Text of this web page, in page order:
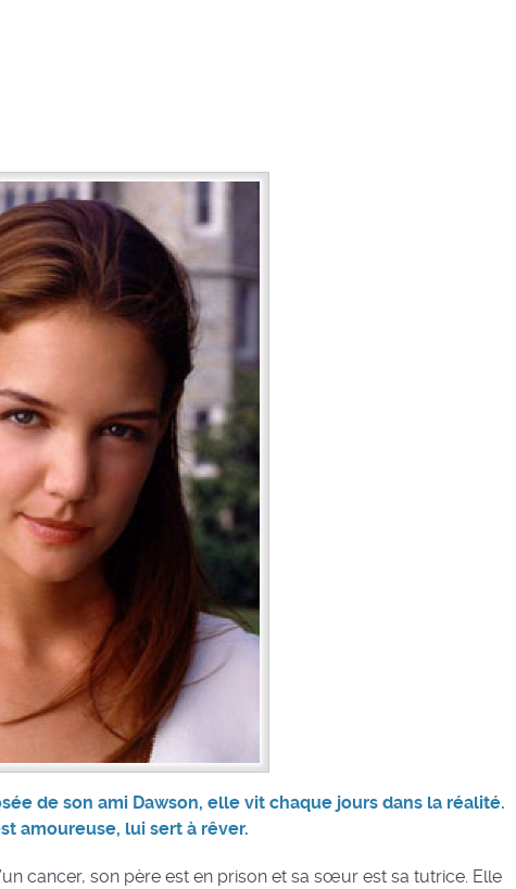
de son ami Dawson, elle vit chaque jours dans la réalité.
amoureuse, lui sert à rêver.
cancer, son père est en prison et sa sœur est sa tutrice. Elle